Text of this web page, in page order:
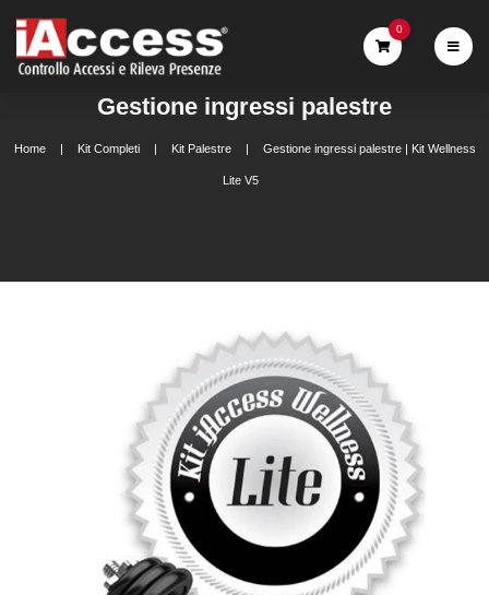
0
Gestione ingressi palestre
Home Kit Completi Kit Palestre Gestione ingressi palestre | Kit Wellness
Lite V5